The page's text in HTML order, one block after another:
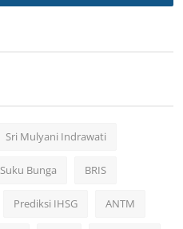
Sri Mulyani Indrawati
Suku Bunga BRIS
Prediksi IHSG ANTM